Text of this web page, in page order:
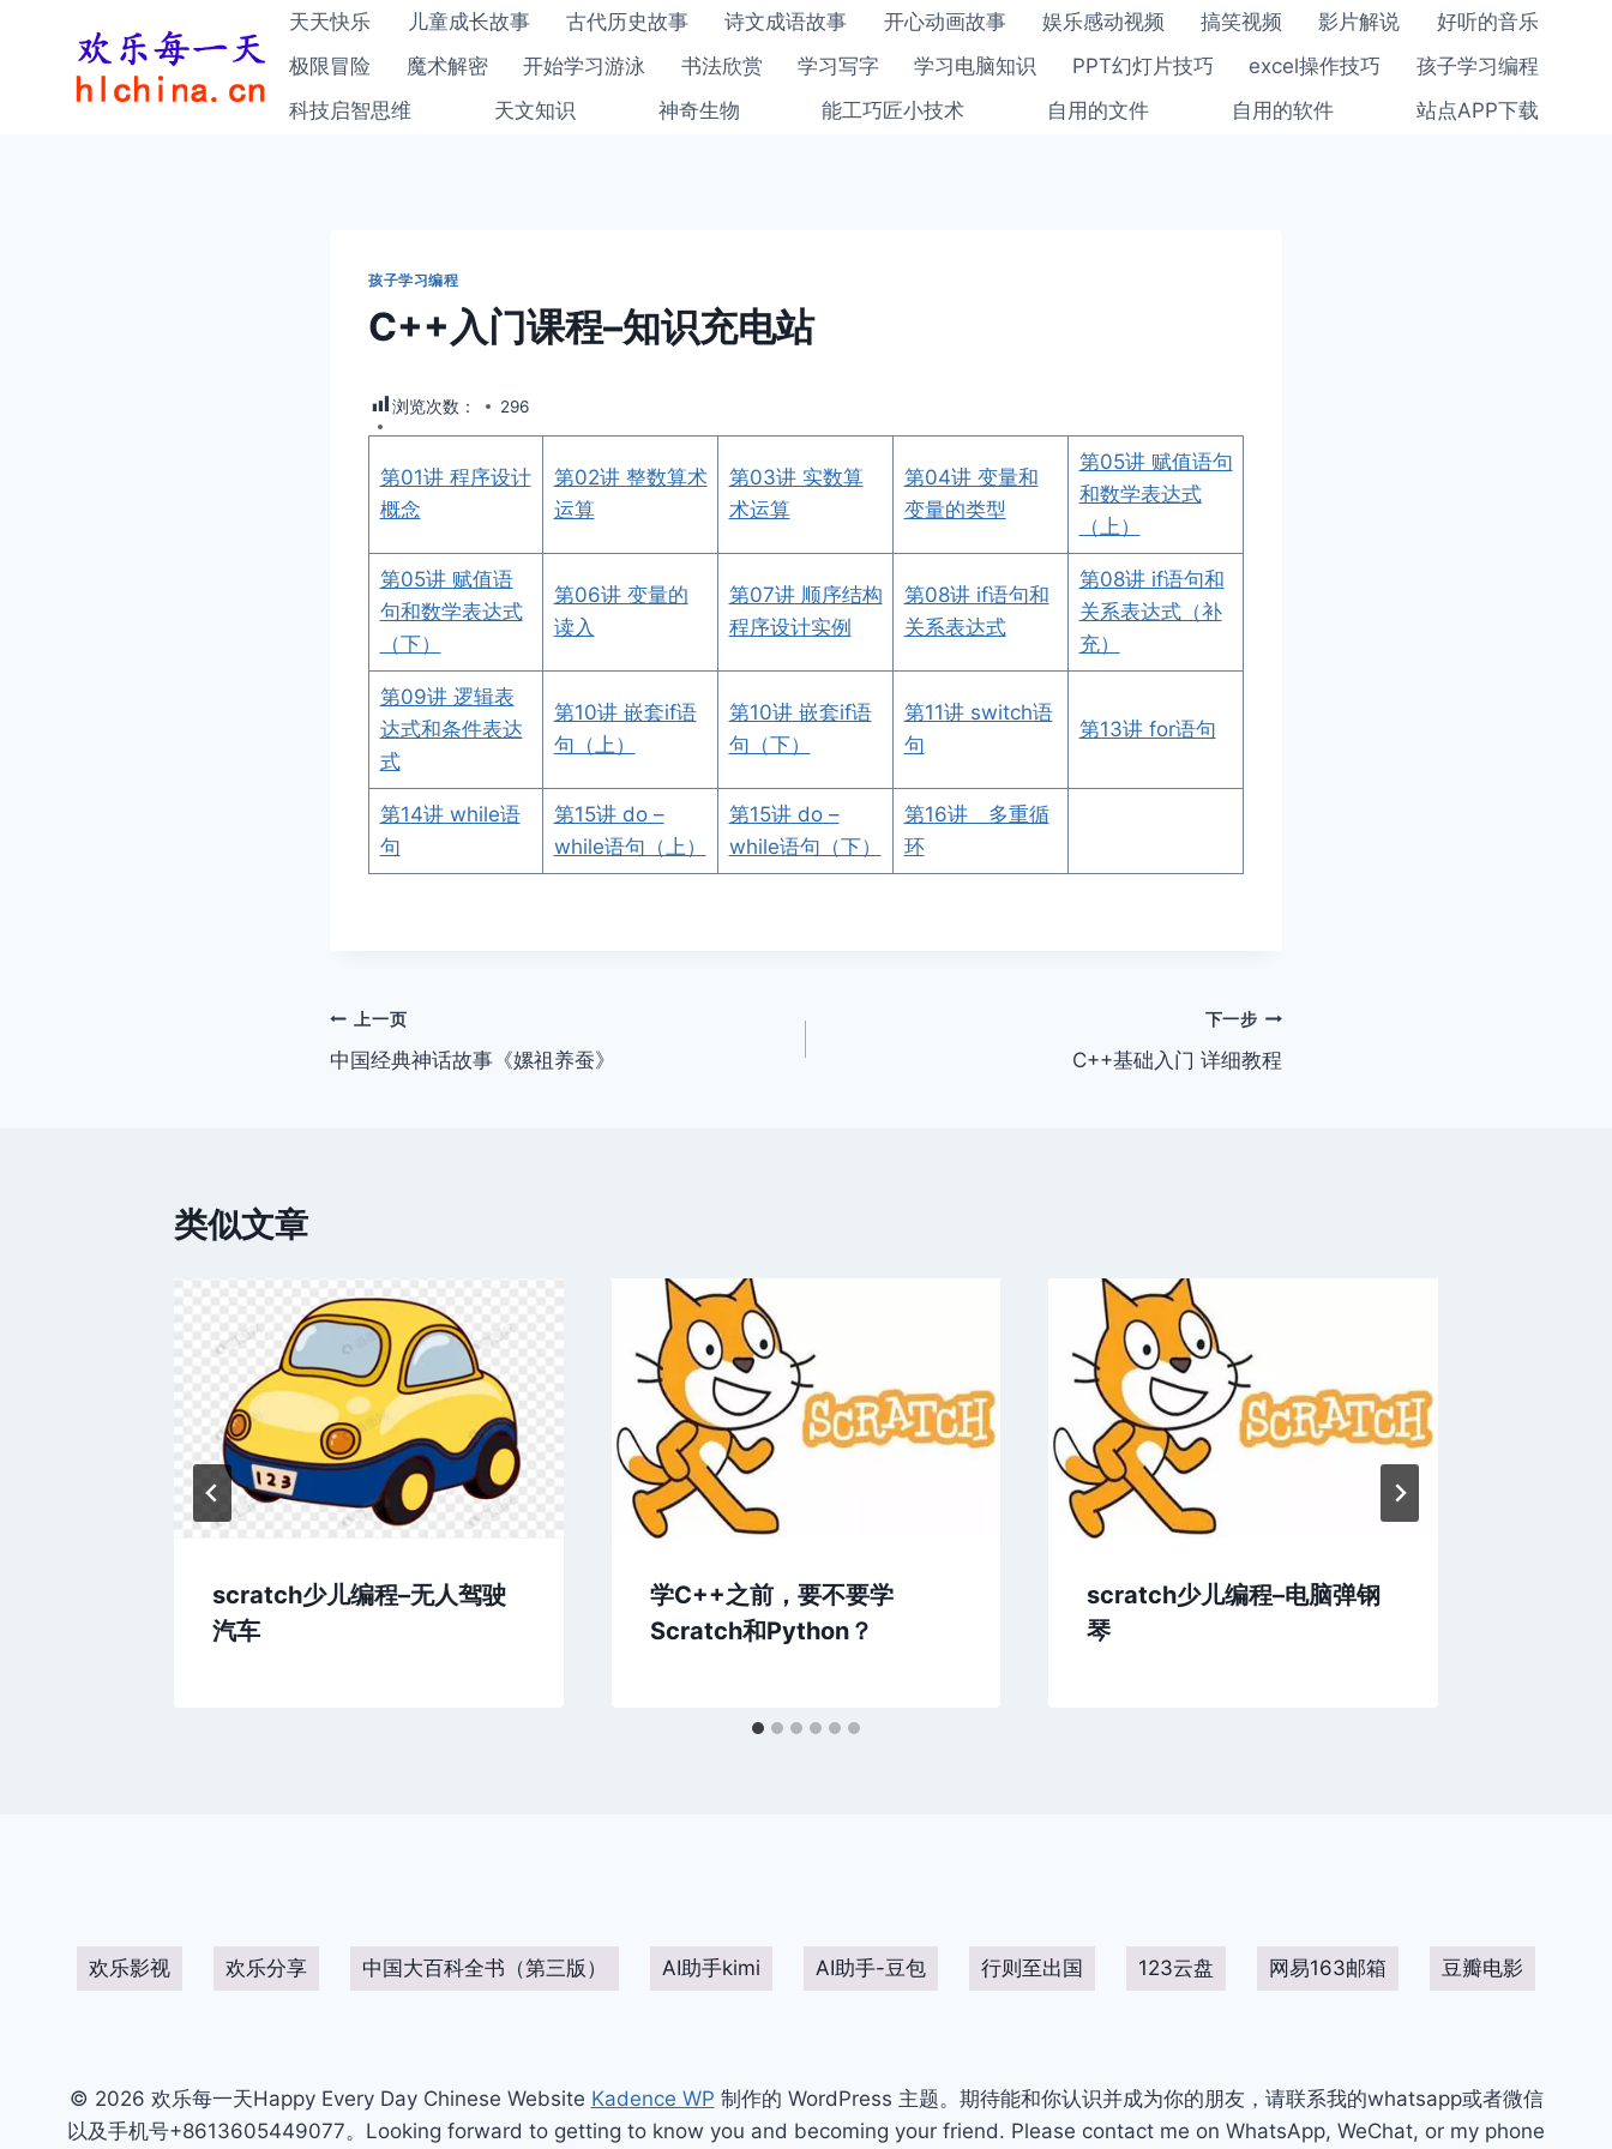
天天快乐 儿童成长故事 古代历史故事 诗文成语故事 开心动画故事 娱乐感动视频 搞笑视频 影片解说
好听的音乐
极限冒险
魔术解密 开始学习游泳 书法欣赏 学习写字 学习电脑知识 PPT幻灯片技巧 excel操作技巧
孩子学习编程
科技启智思维
天文知识 神奇生物 能工巧匠小技术 自用的文件 自用的软件 站点APP下载
孩子学习编程
C++入门课程–知识充电站
浏览次数： 296
第01讲 程序设计
概念
第02讲 整数算术
运算
第03讲 实数算
术运算
第04讲 变量和
变量的类型
第05讲 赋值语句
和数学表达式
（上）
第05讲 赋值语
句和数学表达式
（下）
第06讲 变量的
读入
第07讲 顺序结构
程序设计实例
第08讲 if语句和
关系表达式
第08讲 if语句和
关系表达式（补
充）
第09讲 逻辑表
达式和条件表达
式
第10讲 嵌套if语
句（上）
第10讲 嵌套if语
句（下）
第11讲 switch语
句
第13讲 for语句
第14讲 while语
句
第15讲 do –
while语句（上）
第15讲 do –
while语句（下）
第16讲 多重循
环
文
章
上一页
中国经典神话故事《嫘祖养蚕》
下一步
C++基础入门 详细教程
类似文章
scratch少儿编程–无人驾驶
汽车
学C++之前，要不要学
Scratch和Python？
scratch少儿编程–电脑弹钢
琴
欢乐影视 欢乐分享 中国大百科全书（第三版） AI助手kimi AI助手-豆包 行则至出国 123云盘 网易163邮箱 豆瓣电影
© 2026 欢乐每一天Happy Every Day Chinese Website Kadence WP 制作的 WordPress 主题。期待能和你认识并成为你的朋友，请联系我的whatsapp或者微信
以及手机号+8613605449077。Looking forward to getting to know you and becoming your friend. Please contact me on WhatsApp, WeChat, or my phone